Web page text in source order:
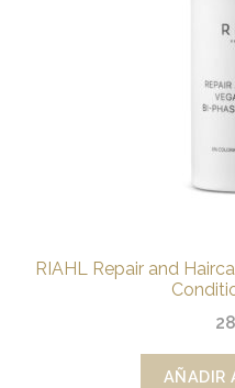
RIAHL Repair and
AÑADIR